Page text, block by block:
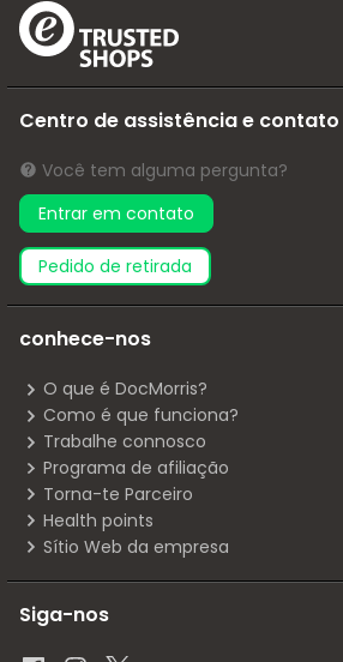
Centro de assistência e contato
Você tem alguma pergunta?
Entrar em contato
pedido de retirada
conhece-nos
O que é DocMorris?
Como é que funciona?
Trabalhe connosco
Programa de afiliação
Torna-te Parceiro
Health points
Sítio Web da empresa
Siga-nos